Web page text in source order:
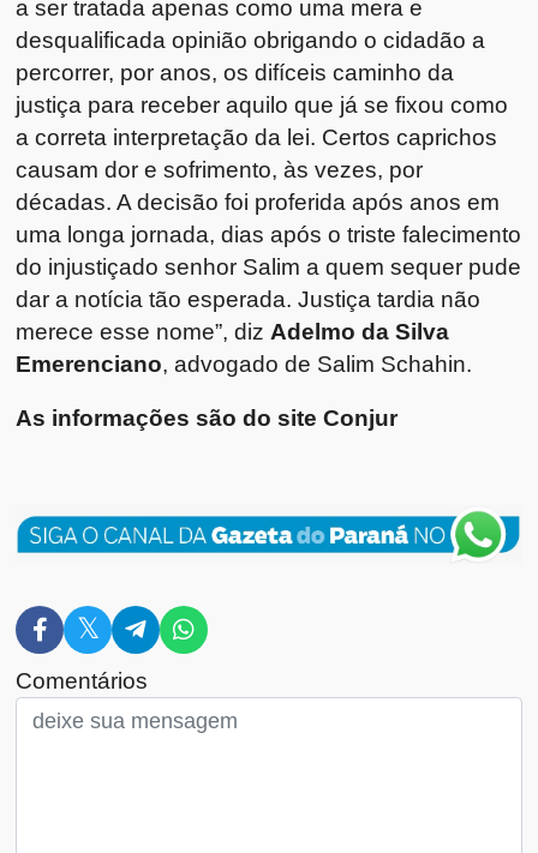
a ser tratada apenas como uma mera e
desqualificada opinião obrigando o cidadão a
percorrer, por anos, os difíceis caminho da
justiça para receber aquilo que já se fixou como
a correta interpretação da lei. Certos caprichos
causam dor e sofrimento, às vezes, por
décadas. A decisão foi proferida após anos em
uma longa jornada, dias após o triste falecimento
do injustiçado senhor Salim a quem sequer pude
dar a notícia tão esperada. Justiça tardia não
merece esse nome”, dizAdelmo da Silva
Emerenciano, advogado de Salim Schahin.
As informações são do site Conjur
Comentários